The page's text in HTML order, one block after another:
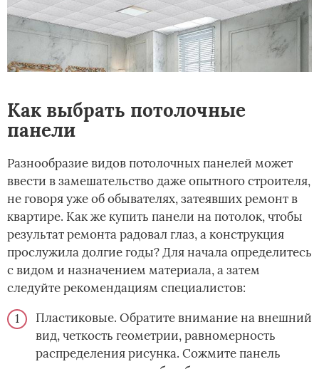
Как выбрать потолочные
панели
Разнообразие видов потолочных панелей может
ввести в замешательство даже опытного строителя,
не говоря уже об обывателях, затеявших ремонт в
квартире. Как же купить панели на потолок, чтобы
результат ремонта радовал глаз, а конструкция
прослужила долгие годы? Для начала определитесь
с видом и назначением материала, а затем
следуйте рекомендациям специалистов:
Пластиковые. Обратите внимание на внешний
вид, четкость геометрии, равномерность
распределения рисунка. Сожмите панель